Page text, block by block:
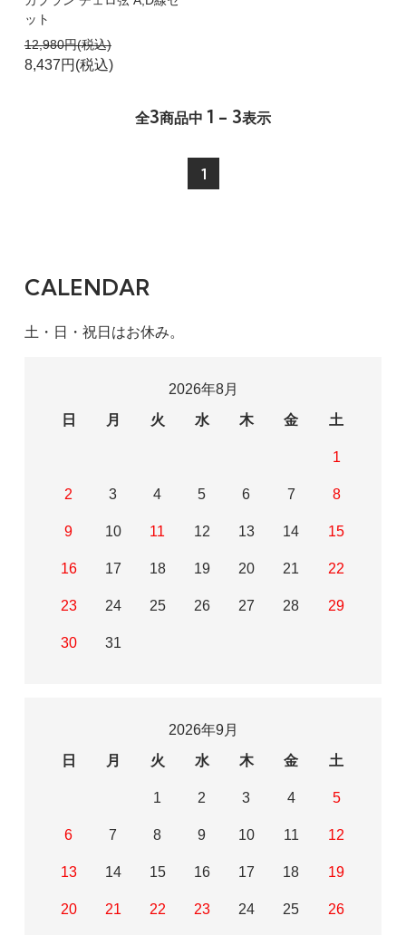
ット
12,980円(税込)
8,437円(税込)
全3商品中 1 - 3表示
1
CALENDAR
土・日・祝日はお休み。
2026年8月
日
月 火 水 木 金 土
1
2 3 4 5 6 7 8
9 10 11 12 13 14 15
16 17 18 19 20 21 22
23 24 25 26 27 28 29
30 31
2026年9月
日
月 火 水 木 金 土
1 2 3 4 5
6 7 8 9 10 11 12
13 14 15 16 17 18 19
20 21 22 23 24 25 26